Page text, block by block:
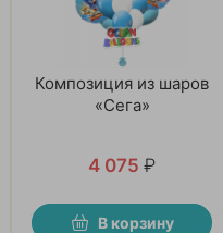
Композиция из шаров
«Сега»
4 075 ₽
В корзину